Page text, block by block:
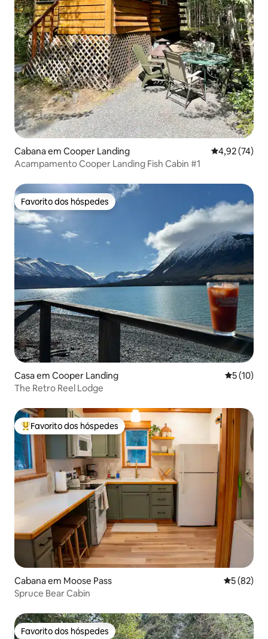
Cabana em Cooper Landing Classificação
4,92 (74)
Acampamento Cooper Landing Fish Cabin #1
Favorito dos hóspedes
Favorito dos hóspedes
Casa em Cooper Landing
5 (10)
The Retro Reel Lodge
Favoritos dos hóspedes mais apreciados
Favorito dos hóspedes
Cabana em Moose Pass
5 (82)
Spruce Bear Cabin
Favorito dos hóspedes
Favorito dos hóspedes